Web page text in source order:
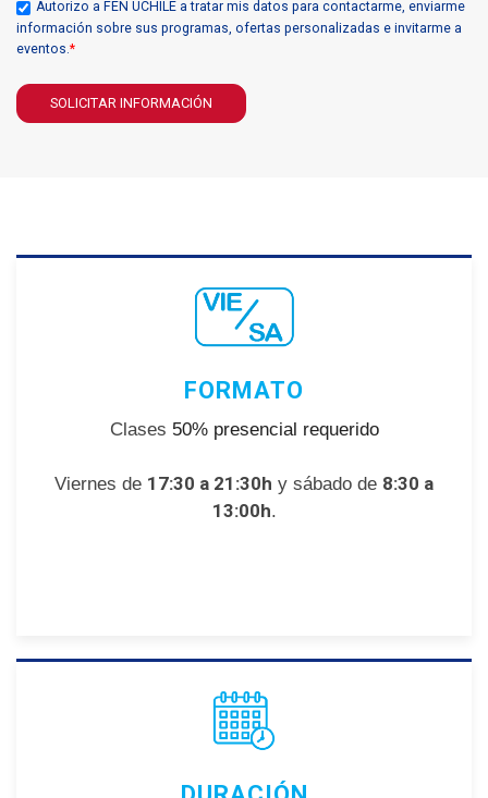
Autorizo a FEN UCHILE a tratar mis datos para contactarme, enviarme
información sobre sus programas, ofertas personalizadas e invitarme a
eventos.*
FORMATO
Clases 50% presencial requerido
Viernes de 17:30 a 21:30h y sábado de 8:30 a
13:00h.